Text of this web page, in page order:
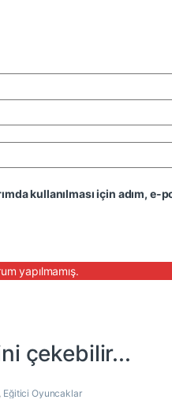
kullanılması için adım,
yapılmamış.
çekebilir...
Eğitici Oyuncaklar